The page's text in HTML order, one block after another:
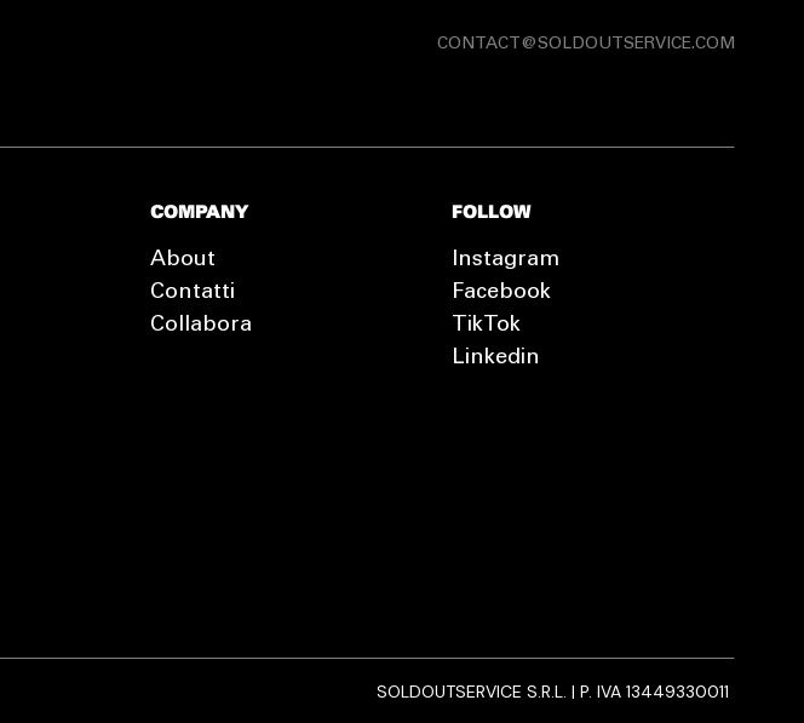
CONTACT@SOLDOUTSERVICE.COM
COMPANY
About
Contatti
Collabora
FOLLOW
Instagram
Facebook
TikTok
Linkedin
SOLDOUTSERVICE S.R.L. | P. IVA 13449330011